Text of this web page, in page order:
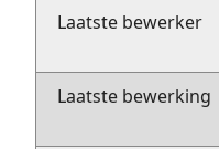
Laatste bewerker
Laatste bewerking